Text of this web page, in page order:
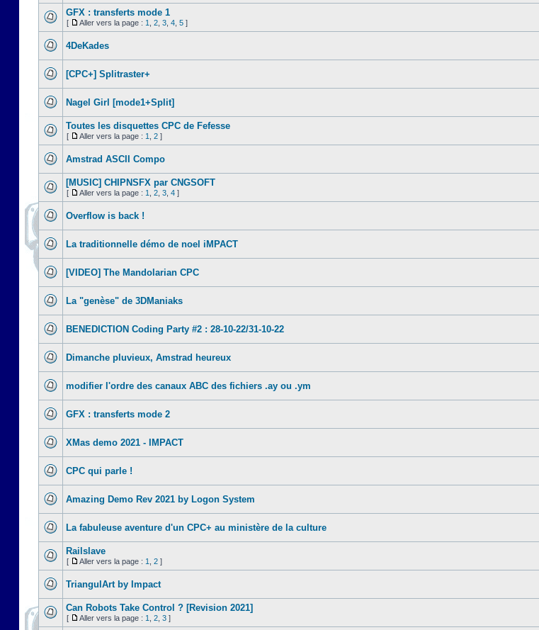
GFX : transferts mode 1
[ Aller vers la page : 1 2 3 4 5 ]
4DeKades
[CPC+] Splitraster+
Nagel Girl [mode1+Split]
Toutes les disquettes CPC de Fefesse
[ Aller vers la page : 1 2 ]
Amstrad ASCII Compo
[MUSIC] CHIPNSFX par CNGSOFT
[ Aller vers la page : 1 2 3 4 ]
Overflow is back !
La traditionnelle démo de noel iMPACT
[VIDEO] The Mandolarian CPC
La "genèse" de 3DManiaks
BENEDICTION Coding Party #2 : 28-10-22/31-10-22
Dimanche pluvieux, Amstrad heureux
modifier l'ordre des canaux ABC des fichiers .ay ou .ym
GFX : transferts mode 2
XMas demo 2021 - IMPACT
CPC qui parle !
Amazing Demo Rev 2021 by Logon System
La fabuleuse aventure d'un CPC+ au ministère de la culture
Railslave
[ Aller vers la page : 1 2 ]
TriangulArt by Impact
Can Robots Take Control ? [Revision 2021]
[ Aller vers la page : 1 2 3 ]